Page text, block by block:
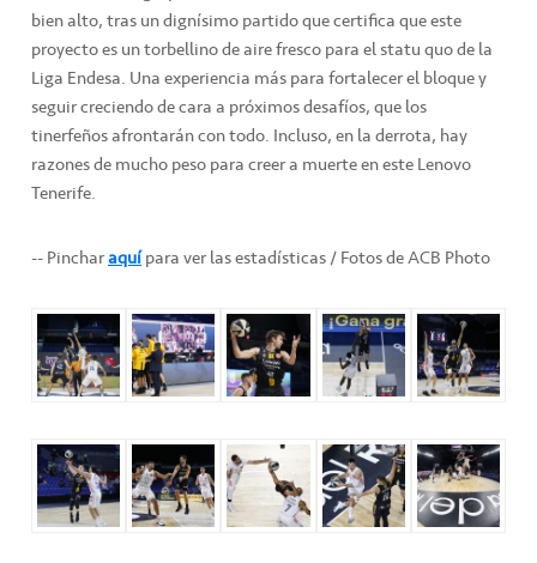
bien alto, tras un dignísimo partido que certifica que este
proyecto es un torbellino de aire fresco para el statu quo de la
Liga Endesa. Una experiencia más para fortalecer el bloque y
seguir creciendo de cara a próximos desafíos, que los
tinerfeños afrontarán con todo. Incluso, en la derrota, hay
razones de mucho peso para creer a muerte en este Lenovo
Tenerife.
-- Pincharaquípara ver las estadísticas / Fotos de ACB Photo